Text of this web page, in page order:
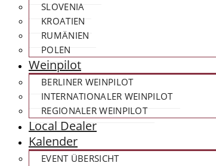
SLOVENIA
KROATIEN
RUMÄNIEN
POLEN
Weinpilot
BERLINER WEINPILOT
INTERNATIONALER WEINPILOT
REGIONALER WEINPILOT
Local Dealer
Kalender
EVENT ÜBERSICHT